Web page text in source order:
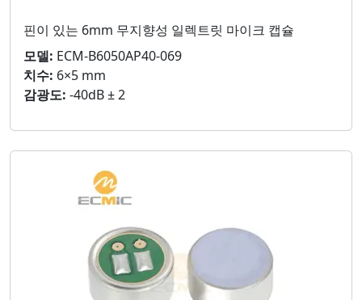
핀이 있는 6mm 무지향성 일렉트릿 마이크 캡슐
모델: ECM-B6050AP40-069
치수: 6×5 mm
감광도: -40dB ± 2